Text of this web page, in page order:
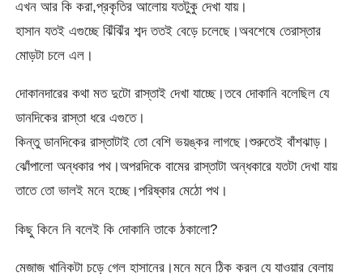
এখন আর কি করা,প্রকৃতির আলোয় যতটুকু দেখা যায়।
হাসান যতই এগুচ্ছে ঝিঁঝিঁর শব্দ ততই বেড়ে চলেছে।অবশেষে তেরাস্তার
মোড়টা চলে এল।
দোকানদারের কথা মত দুটো রাস্তাই দেখা যাচ্ছে।তবে দোকানি বলেছিল যে
ডানদিকের রাস্তা ধরে এগুতে।
কিন্তু ডানদিকের রাস্তাটাই তো বেশি ভয়ঙ্কর লাগছে।শুরুতেই বাঁশঝাড়।
ঝোঁপালো অন্ধকার পথ।অপরদিকে বামের রাস্তাটা অন্ধকারে যতটা দেখা যায়
তাতে তো ভালই মনে হচ্ছে।পরিষ্কার মেঠো পথ।
কিছু কিনে নি বলেই কি দোকানি তাকে ঠকালো?
মেজাজ খানিকটা চড়ে গেল হাসানের।মনে মনে ঠিক করল যে যাওয়ার বেলায়